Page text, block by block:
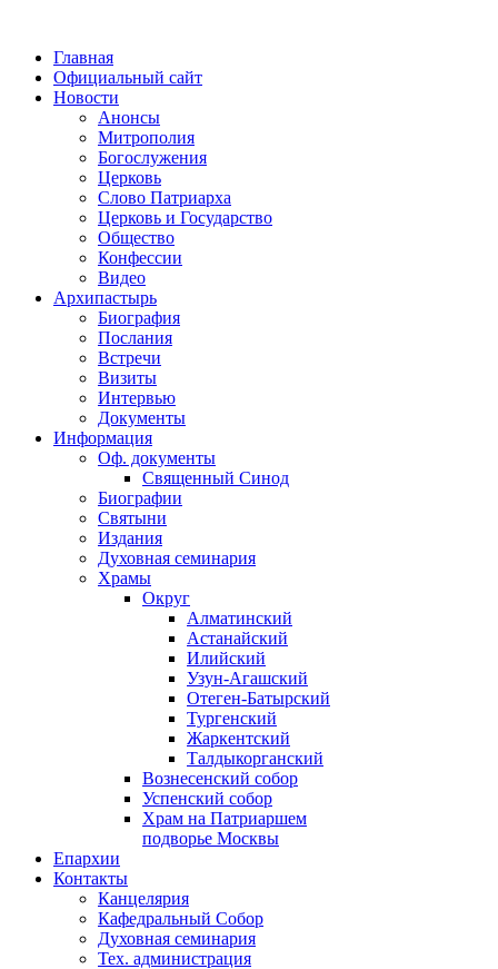
Главная
Официальный сайт
Новости
Анонсы
Митрополия
Богослужения
Церковь
Слово Патриарха
Церковь и Государство
Общество
Конфессии
Видео
Архипастырь
Биография
Послания
Встречи
Визиты
Интервью
Документы
Информация
Оф. документы
Священный Синод
Биографии
Святыни
Издания
Духовная семинария
Храмы
Округ
Алматинский
Астанайский
Илийский
Узун-Агашский
Отеген-Батырский
Тургенский
Жаркентский
Талдыкорганский
Вознесенский собор
Успенский собор
Храм на Патриаршем
подворье Москвы
Епархии
Контакты
Канцелярия
Кафедральный Собор
Духовная семинария
Тех. администрация